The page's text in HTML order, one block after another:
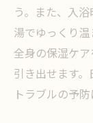
う。また、入
湯でゆっくり
全身の保湿ケ
引き出せます
トラブルの予防